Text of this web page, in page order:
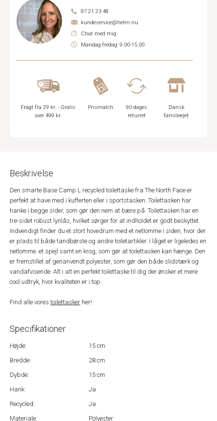
97 21 23 48
kundeservice@helm.nu
Chat med mig
Mandag-fredag: 9.00-15.00
Fragt fra 29 kr. - Gratis
over 499 kr.
Prismatch
90 dages
returret
Dansk
familieejet
Beskrivelse
Den smarte Base Camp L recycled toilettaske fra The North Face er
perfekt at have med i kufferten eller i sportstasken. Toilettasken har
hanke i begge sider, som gør den nem at bære på. Toilettasken har en
tre-sidet robust lynlås, hvilket sørger for at indholdet er godt beskyttet.
Indvendigt finder du et stort hovedrum med et netlomme i siden, hvor der
er plads til både tandbørste og andre toiletartikler. I låget er ligeledes en
netlomme. et spejl samt en krog, som gør at toilettasken kan hænge. Den
er fremstillet af genanvendt polyester, som gør den både slidstærk og
vandafvisende. Alt i alt en perfekt toilettaske til dig der ønsker et mere
cool udtryk, hvor kvaliteten er i top.
Find alle vorestoilettasker her!
Specifikationer
Højde:
15 cm
Bredde:
28 cm
Dybde:
15 cm
Hank:
Ja
Recycled:
Ja
Materiale:
Polyester